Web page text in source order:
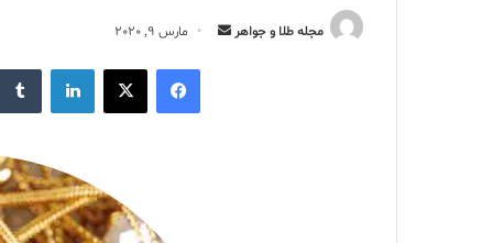
مجله طلا و جواهر
ارسال
مارس 9, 2020
فیس بوک X لینکدین